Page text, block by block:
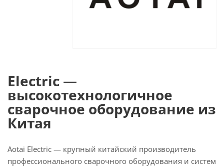
Electric —
высокотехнологичное
сварочное оборудование из
Китая
Aotai Electric — крупный китайский производитель
профессионального сварочного оборудования и систем